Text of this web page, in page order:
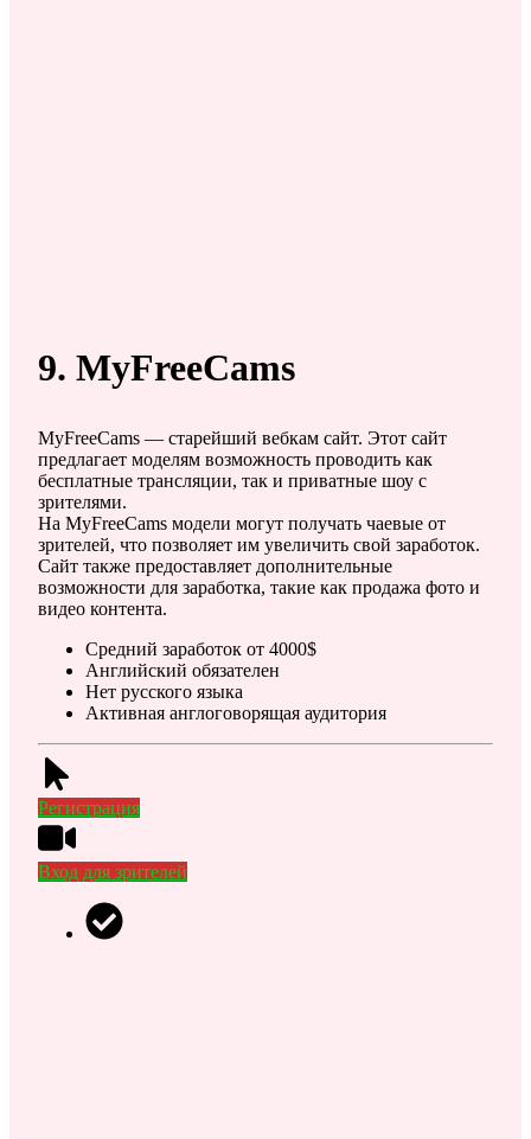
9. MyFreeCams
MyFreeCams — старейший вебкам сайт. Этот сайт
предлагает моделям возможность проводить как
бесплатные трансляции, так и приватные шоу с
зрителями.
На MyFreeCams модели могут получать чаевые от
зрителей, что позволяет им увеличить свой заработок.
Сайт также предоставляет дополнительные
возможности для заработка, такие как продажа фото и
видео контента.
Средний заработок от 4000$
Английский обязателен
Нет русского языка
Активная англоговорящая аудитория
Регистрация
Вход для зрителей